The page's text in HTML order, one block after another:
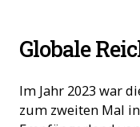
ACN)
Globale
Im Jahr 2023 war
zum zweiten Mal